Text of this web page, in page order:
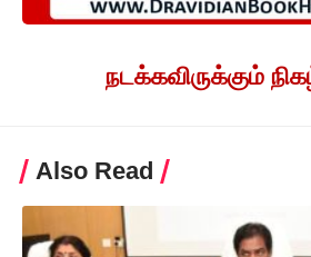
நடக்கவிருக்கும்
Also Read